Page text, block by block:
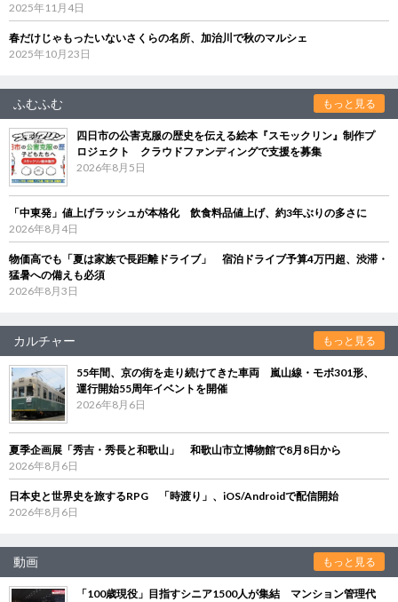
2025年11月4日
春だけじゃもったいないさくらの名所、加治川で秋のマルシェ
2025年10月23日
ふむふむ もっと見る
四日市の公害克服の歴史を伝える絵本『スモックリン』制作プ
ロジェクト クラウドファンディングで支援を募集
2026年8月5日
「中東発」値上げラッシュが本格化 飲食料品値上げ、約3年ぶりの多さに
2026年8月4日
物価高でも「夏は家族で長距離ドライブ」 宿泊ドライブ予算4万円超、渋滞・
猛暑への備えも必須
2026年8月3日
カルチャー もっと見る
55年間、京の街を走り続けてきた車両 嵐山線・モボ301形、
運行開始55周年イベントを開催
2026年8月6日
夏季企画展「秀吉・秀長と和歌山」 和歌山市立博物館で8月8日から
2026年8月6日
日本史と世界史を旅するRPG 「時渡り」、iOS/Androidで配信開始
2026年8月6日
動画 もっと見る
「100歳現役」目指すシニア1500人が集結 マンション管理代